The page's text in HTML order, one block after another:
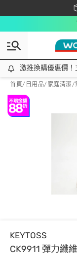
激推換購優惠價！立
激推換購優惠價
首頁/ 日用品/ 家庭清潔/
KEYTOSS
CK9911 彈力纖